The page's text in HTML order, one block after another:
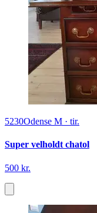
5230Odense M · tir.
Super velholdt chatol
500 kr.